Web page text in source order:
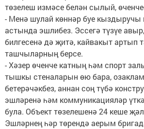
төзелеш измәсе белән сылый,
- Менә шулай көннәр буе кыздыручы
астында эшлибез. Эссегә түзүе
билгесенә дә җитә, кайвакыт артып
ташчыларның берсе.
- Хәзер өченче катның һәм спорт
тышкы стеналарын өю бара,
бетерәчәкбез, аннан соң түбә
эшләренә һәм коммуникацияләр
була. Объект төзелешенә 24 кеше
Эшләрнең һәр төрендә аерым